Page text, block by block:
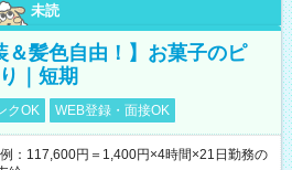
未読
＆髪色自由！】お菓子のピ
｜短期
クOK WEB登録・面接OK
：117,600円＝1,400円×4時間×21日勤務の